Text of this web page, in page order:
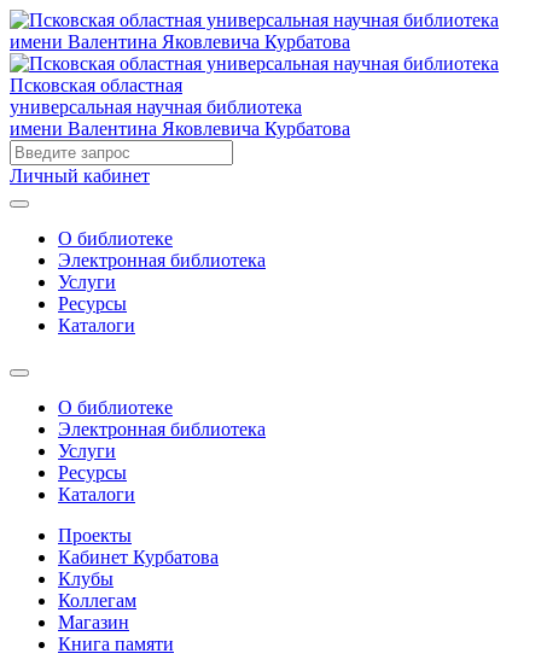
Псковская областная
универсальная научная библиотека
имени Валентина Яковлевича Курбатова
Личный кабинет
О библиотеке
Электронная библиотека
Услуги
Ресурсы
Каталоги
О библиотеке
Электронная библиотека
Услуги
Ресурсы
Каталоги
Проекты
Кабинет Курбатова
Клубы
Коллегам
Магазин
Книга памяти